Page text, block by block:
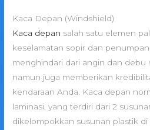
Kaca Depan (Windshield)
Kaca depan salah satu elemen
keselamatan sopir dan
menghindari dari angin dan debu
namun juga memberikan
kendaraan Anda. Kaca depan
laminasi, yang terdiri dari 2
dikelompokkan susunan plastik